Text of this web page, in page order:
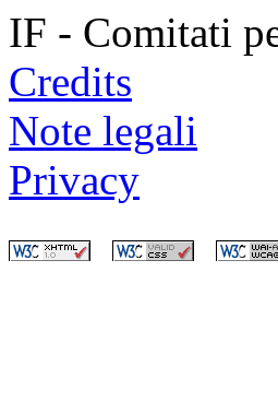
IF - Comitati
Credits
Note legali
Privacy